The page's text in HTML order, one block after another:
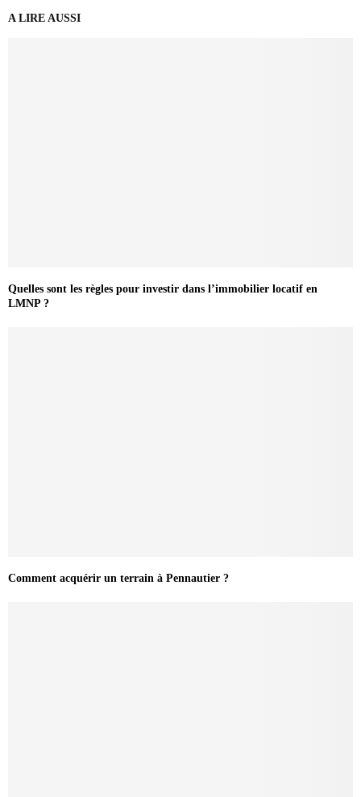
A LIRE AUSSI
Quelles sont les règles pour investir dans l’immobilier locatif en
LMNP ?
Comment acquérir un terrain à Pennautier ?